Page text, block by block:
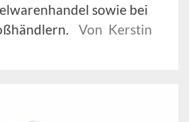
sowie bei
Von Kerstin